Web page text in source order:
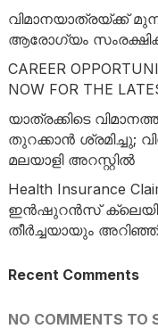
വിമാനയാത്രയ്ക്ക്
ആരോഗ്യം
CAREER
NOW FOR THE
യാത്രക്കിടെ
തുറക്കാൻ ശ്രമിച്ചു;
മലയാളി അറസ്റ്റിൽ
Health Insurance
ഇൻഷുറൻസ്
തീർച്ചയായും
Recent Comments
NO COMMENTS TO